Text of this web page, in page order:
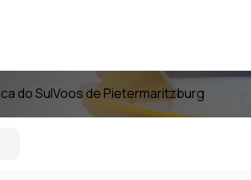
do SulVoos de Pietermaritzburg